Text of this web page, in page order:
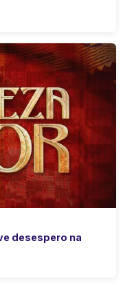
desespero na